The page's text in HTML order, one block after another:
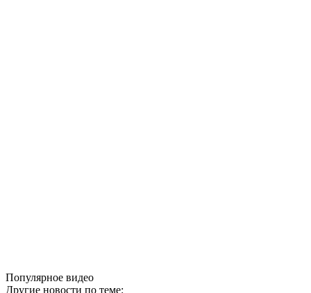
Популярное видео
Другие новости по теме: